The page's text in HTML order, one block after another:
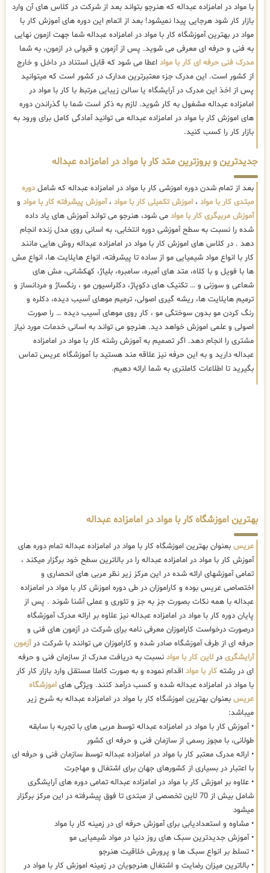
با مواد در امامزاده عبداله که هنرجو بتواند بعد از شرکت در کلاس های آن وارد
بازار کار شود هرجایی پیدا نمیشود! بعد از اتمام این دوره های آموزش کار با
مواد در بهترین آموزشگاه کار با مواد در امامزاده عبداله شما جهت ازمون نهایی
به فنی و حرفه ای معرفی می شوید. پس از آزمون و قبولی در ازمون، به شما
مدرک فنی حرفه ای کار با مواد اعطا می شود که قابل استناد در داخل و خارج
از کشور است. این مدرک جزء معتبرترین مدارک در کشور است که میتوانید
پس از اخذ این مدرک در آرایشگاه یا سالن زیبایی مرتبط با کار با مواد در
امامزاده عبداله مشغول به کار شوید. لازم به ذکر است شما با گذراندن دوره
های اموزش کار با مواد در امامزاده عبداله می توانید آمادگی کامل برای ورود به
بازار کار را کسب کنید.
جدیدترین و بروزترین متد کار با مواد در امامزاده عبداله
بعد از تمام شدن دوره اموزشی کار با مواد در امامزاده عبداله که شاملدوره
مبتدی کار با مواد ، اموزش تکمیلی کار با مواد ،آموزش پیشرفته کار با مواد و
آموزش مربیگری کار با مواد می شود، هنرجو می تواند آموزش های یاد داده
شده را نسبت به سطح آموزشی دوره انتخابی، به اسانی روی مدل زنده انجام
دهد . در کلاس های اموزش کار با مواد در امامزاده عبداله روش هایی مانند
کار با انواع مواد شیمیایی مو از ساده تا پیشرفته، انواع هایلایت ها، انواع مش
ها با فویل و با کلاه، متد های آمبره، سامبره، بلیاژ، کهکشانی، مش های
شعاعی و سوزنی و … تکنیک های دکوپاژ، دکلراسیون مو ، رنگساژ و مردانساز و
ترمیم هایلایت ها، ریشه گیری اصولی، ترمیم موهای آسیب دیده، دکلره و
رنگ کردن مو بدون سوختگی مو ، کار روی موهای آسیب دیده … را صورت
اصولی و علمی اموزش خواهد دید. هنرجو می تواند به اسانی خدمات مورد نیاز
مشتری را انجام دهد. اگر تصمیم به آموزش رشته کار با مواد در امامزاده
عبداله دارید و به این حرفه نیز علاقه مند هستید با آموزشگاه عریس تماس
بگیرید تا اطلاعات کاملتری به شما ارائه دهیم.
بهترین اموزشگاه کار با مواد در امامزاده عبداله
عریس بعنوان بهترین اموزشگاه کار با مواد در امامزاده عبداله تمام دوره های
آموزش کار با مواد در امامزاده عبداله را در بالاترین سطح خود برگزار میکند ،
تمامی آموزشهای ارائه شده در این مرکز زیر نظر مربی های انحصاری و
اختصاصی عریس بوده و کاراموزان در طی دوره اموزش کار با مواد در امامزاده
عبداله با همه نکات بصورت جز به جز و تئوری و عملی آشنا شوند . پس از
پایان دوره کار با مواد در امامزاده عبداله نیز علاوه بر ارائه مدرک آموزشگاه
درصورت درخواست کاراموزان معرفی نامه برای شرکت در آزمون های فنی و
حرفه ای از طرف آموزشگاه صادر شده و کاراموزان می توانند با شرکت درآزمون
آرایشگری در لاین کار با مواد نسبت به دریافت مدرک از سازمان فنی و حرفه
ای در رشته کار با مواد اقدام نموده و به صورت کاملا مستقل وارد بازار کار کار
با مواد در امامزاده عبداله شده و کسب درآمد کنند. ویژگی های اموزشگاه
عریس بعنوان بهترین اموزشگاه کار با مواد در امامزاده عبداله به شرح زیر
میباشد:
• آموزش کار با مواد در امامزاده عبداله توسط مربی های با تجربه با سابقه
طولانی، با مجوز رسمی از سازمان فنی و حرفه ای کشور
• ارائه مدرک معتبر کار با مواد در امامزاده عبداله توسط سازمان فنی و حرفه ای
با اعتبار در بسیاری از کشورهای جهان برای اشتغال و مهاجرت
• علاوه بر اموزش کار با مواد در امامزاده عبداله تمامی دوره های آرایشگری
شامل بیش از 70 لاین تخصصی از مبتدی تا فوق پیشرفته در این مرکز برگزار
میشود
• مشاوه و استعدادیابی برای آموزش حرفه ای در زمینه کار با مواد
• آموزش جدیدترین سبک های روز دنیا در مواد شیمیایی مو
• تسلط بر انواع سبک ها و پرورش خلاقیت هنرجو
• بالاترین میزان رضایت و اشتغال هنرجویان در زمینه اموزش کار با مواد در